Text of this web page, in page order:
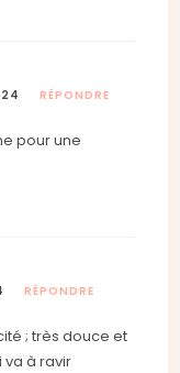
RÉPONDRE
pour une
RÉPONDRE
; très douce et
va à ravir